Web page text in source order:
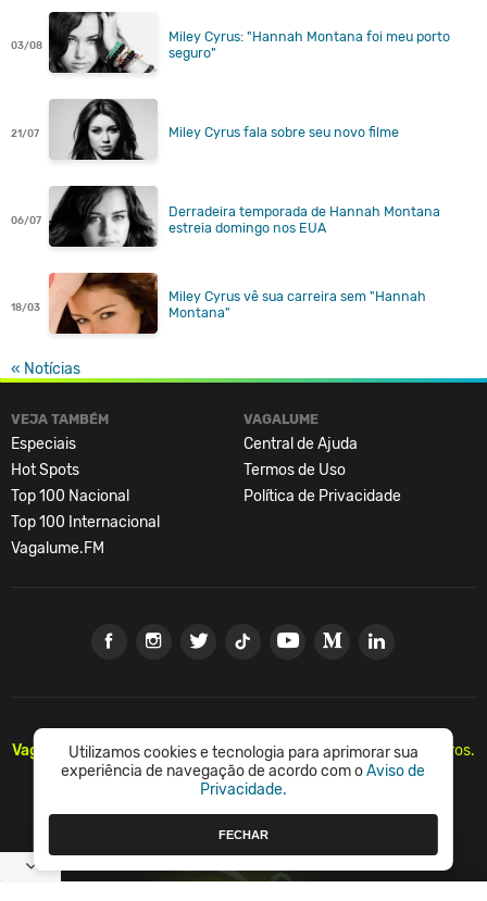
03/08
Miley Cyrus: "Hannah Montana foi meu porto
seguro"
21/07 Miley Cyrus fala sobre seu novo filme
06/07
Derradeira temporada de Hannah Montana
estreia domingo nos EUA
18/03
Miley Cyrus vê sua carreira sem "Hannah
Montana"
« Notícias
VEJA TAMBÉM
Especiais
Hot Spots
Top 100 Nacional
Top 100 Internacional
Vagalume.FM
VAGALUME
Central de Ajuda
Termos de Uso
Política de Privacidade
Vagalume.Há mais de 20 anos, levando música para os brasileiros.
🇧🇷
Utilizamos cookies e tecnologia para aprimorar sua
experiência de navegação de acordo com oAviso de
Privacidade.
FECHAR